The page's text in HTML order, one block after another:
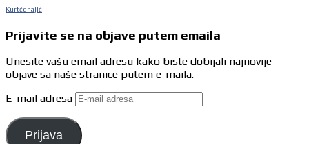
Kurtćehajić
Prijavite se na objave putem emaila
Unesite vašu email adresu kako biste dobijali najnovije
objave sa naše stranice putem e-maila.
E-mail adresa
Prijava